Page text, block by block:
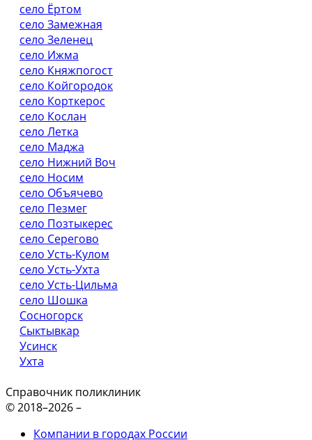
село Ёртом
село Замежная
село Зеленец
село Ижма
село Княжпогост
село Койгородок
село Корткерос
село Кослан
село Летка
село Маджа
село Нижний Воч
село Носим
село Объячево
село Пезмег
село Позтыкерес
село Серегово
село Усть-Кулом
село Усть-Ухта
село Усть-Цильма
село Шошка
Сосногорск
Сыктывкар
Усинск
Ухта
Справочник поликлиник
© 2018–2026 –
Компании в городах России